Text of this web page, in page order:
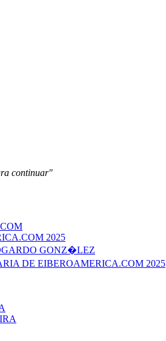
continuar"
2025
GONZ�LEZ
DE EIBEROAMERICA.COM 2025